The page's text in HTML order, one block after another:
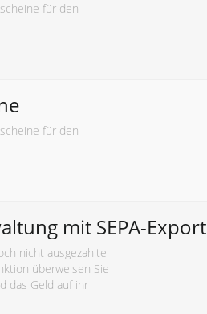
für den
für den
mit SEPA-Export
nicht ausgezahlte
überweisen Sie
das Geld auf ihr